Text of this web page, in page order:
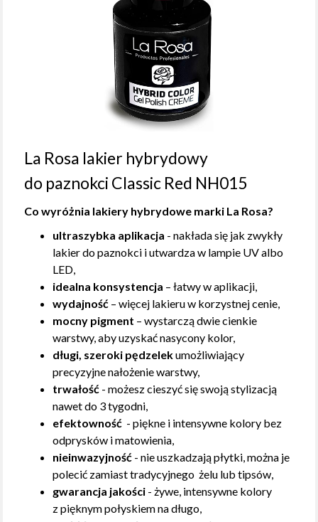
La Rosa lakier hybrydowy
do paznokci Classic Red NH015
Co wyróżnia lakiery hybrydowe marki La Rosa?
ultraszybka aplikacja - nakłada się jak zwykły
lakier do paznokci i utwardza w lampie UV albo
LED,
idealna konsystencja – łatwy w aplikacji,
wydajność – więcej lakieru w korzystnej cenie,
mocny pigment – wystarczą dwie cienkie
warstwy, aby uzyskać nasycony kolor,
długi, szeroki pędzelekumożliwiający
precyzyjne nałożenie warstwy,
trwałość - możesz cieszyć się swoją stylizacją
nawet do 3 tygodni,
efektowność - piękne i intensywne kolory bez
odprysków i matowienia,
nieinwazyjność - nie uszkadzają płytki, można je
polecić zamiast tradycyjnego żelu lub tipsów,
gwarancja jakości - żywe, intensywne kolory
z pięknym połyskiem na długo,